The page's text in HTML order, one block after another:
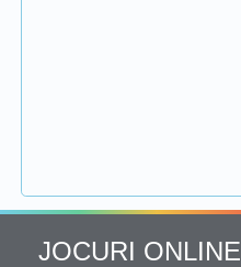
JOCURI ONLINE